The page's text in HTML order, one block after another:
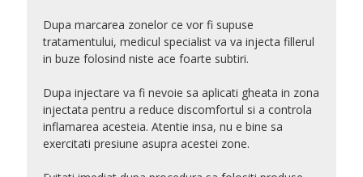
Dupa marcarea zonelor ce vor fi supuse
tratamentului, medicul specialist va va injecta fillerul
in buze folosind niste ace foarte subtiri.
Dupa injectare va fi nevoie sa aplicati gheata in zona
injectata pentru a reduce discomfortul si a controla
inflamarea acesteia. Atentie insa, nu e bine sa
exercitati presiune asupra acestei zone.